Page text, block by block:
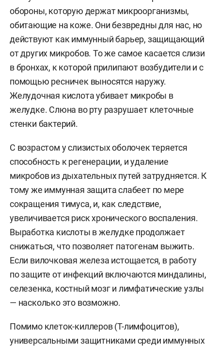
обороны, которую держат микроорганизмы,
обитающие на коже. Они безвредны для нас, но
действуют как иммунный барьер, защищающий
от других микробов. То же самое касается слизи
в бронхах, к которой прилипают возбудители и с
помощью ресничек выносятся наружу.
Желудочная кислота убивает микробы в
желудке. Слюна во рту разрушает клеточные
стенки бактерий.
С возрастом у слизистых оболочек теряется
способность к регенерации, и удаление
микробов из дыхательных путей затрудняется. К
тому же иммунная защита слабеет по мере
сокращения тимуса, и, как следствие,
увеличивается риск хронического воспаления.
Выработка кислоты в желудке продолжает
снижаться, что позволяет патогенам выжить.
Если вилочковая железа истощается, в работу
по защите от инфекций включаются миндалины,
селезенка, костный мозг и лимфатические узлы
— насколько это возможно.
Помимо клеток-киллеров (Т-лимфоцитов),
универсальными защитниками среди иммунных